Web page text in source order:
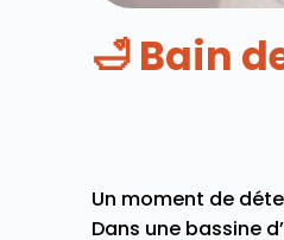
🛁 Bain
Un moment de
Dans une bassine